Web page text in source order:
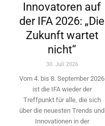
Innovatoren auf
der IFA 2026: „Die
Zukunft wartet
nicht“
30. Juli 2026
Vom 4. bis 8. September 2026
ist die IFA wieder der
Treffpunkt für alle, die sich
über die neuesten Trends und
Innovationen in der